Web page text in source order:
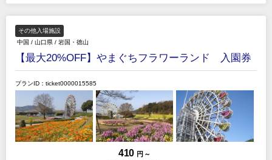
その他入場施設
中国 / 山口県 / 岩国・徳山
【最大20%OFF】やまぐちフラワーランド 入園券
プランID：ticket0000015585
410 円 ～